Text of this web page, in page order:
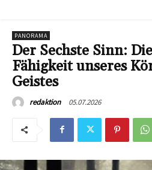
PANORAMA
Der Sechste Sinn:
Fähigkeit unseres
Geistes
redaktion 05.07.2026